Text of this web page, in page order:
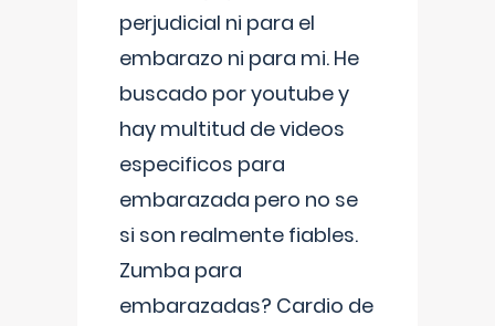
perjudicial ni para el
embarazo ni para mi. He
buscado por youtube y
hay multitud de videos
especificos para
embarazada pero no se
si son realmente fiables.
Zumba para
embarazadas? Cardio de